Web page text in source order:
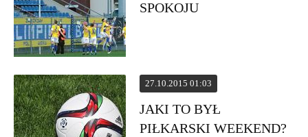
SPOKOJU
27.10.2015 01:03
JAKI TO BYŁ
PIŁKARSKI WEEKEND?